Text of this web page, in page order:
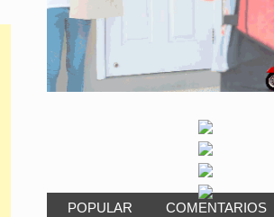
POPULAR COMENTARIOS